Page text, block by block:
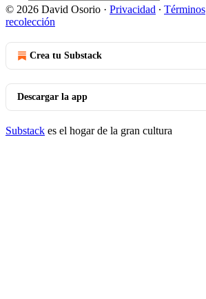
© 2026 David Osorio · Privacidad ∙ Términos
recolección
Crea tu Substack
Descargar la app
Substack es el hogar de la gran cultura